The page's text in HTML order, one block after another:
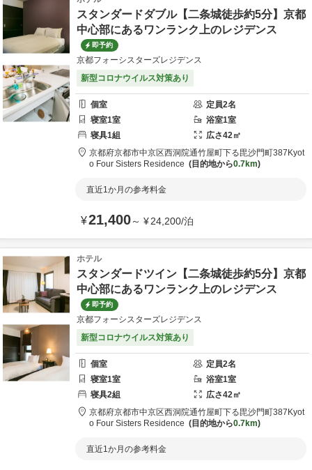
スタンダードダブル【二条城徒歩約5分】京都
中心部にあるワンランク上のレジデンス
即予約
京都フォーシスターズレジデンス
新型コロナウイルス対策あり
個室 定員2名
寝室1室 浴室1室
寝具1組 広さ42㎡
京都府京都市中京区西洞院通竹屋町下る毘沙門町387 Kyot
o Four Sisters Residence
目的地から0.7km
直近1か月の参考料金
¥21,400～ ¥24,200/泊
ホテル
スタンダードツイン【二条城徒歩約5分】京都
中心部にあるワンランク上のレジデンス
即予約
京都フォーシスターズレジデンス
新型コロナウイルス対策あり
個室 定員2名
寝室1室 浴室1室
寝具2組 広さ42㎡
京都府京都市中京区西洞院通竹屋町下る毘沙門町387 Kyot
o Four Sisters Residence
目的地から0.7km
直近1か月の参考料金